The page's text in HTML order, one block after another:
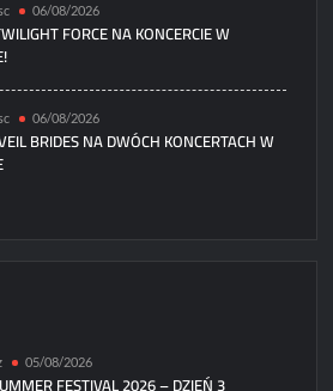
06/08/2026
FORCE NA KONCERCIE W
06/08/2026
BRIDES NA DWÓCH KONCERTACH W
05/08/2026
FESTIVAL 2026 – DZIEŃ 3